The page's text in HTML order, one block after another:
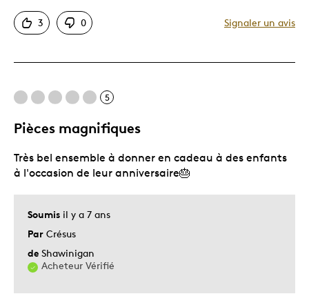
3 0 Signaler un avis
5
Pièces magnifiques
Soumis il y a 7 ans
Par Crésus
de Shawinigan
Acheteur Vérifié
Très bel ensemble à donner en cadeau à des enfants
à l'occasion de leur anniversaire🎂